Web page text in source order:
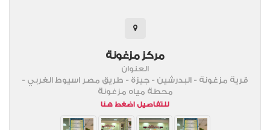
مركز مزغونة
العنوان
قرية مزغونة - البدرشين - جيزة - طريق مصر اسيوط الغربي -
محطة مياه مزغونة
للتفاصيل اضغط هنا